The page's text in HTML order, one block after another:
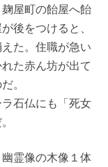
屋町の飴屋へ飴
後をつけると、
た。住職が急い
た赤ん坊が出て
。
石仏にも「死女
霊像の木像１体